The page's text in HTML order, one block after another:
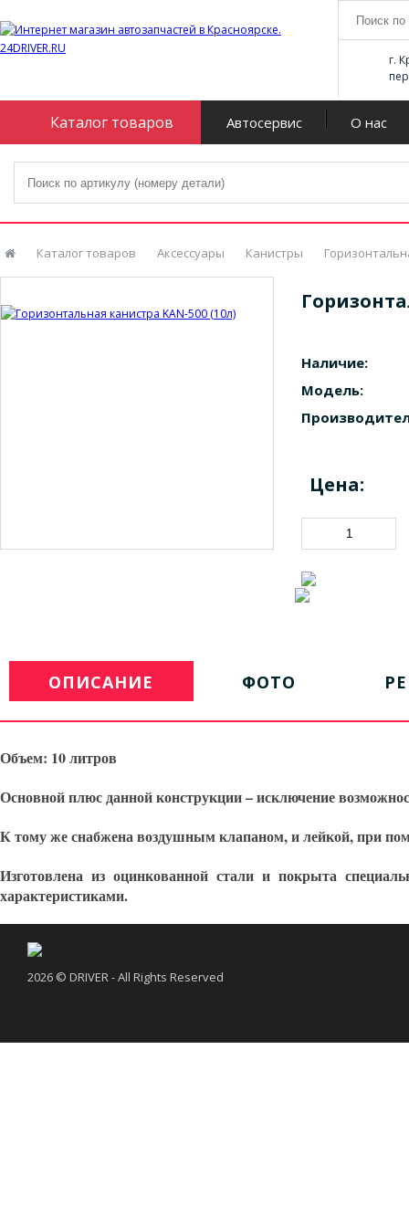
г.
Каталог товаров Автосервис О нас
Каталог товаров Аксессуары Канистры
Наличие:
Модель:
Цена:
ОПИСАНИЕ ФОТО
Объем: 10 литров
Основной плюс данной конструкции – исключение
К тому же снабжена воздушным клапаном, и лейкой, при
Изготовлена из оцинкованной стали и покрыта
характеристиками.
2026 © DRIVER - All Rights Reserved